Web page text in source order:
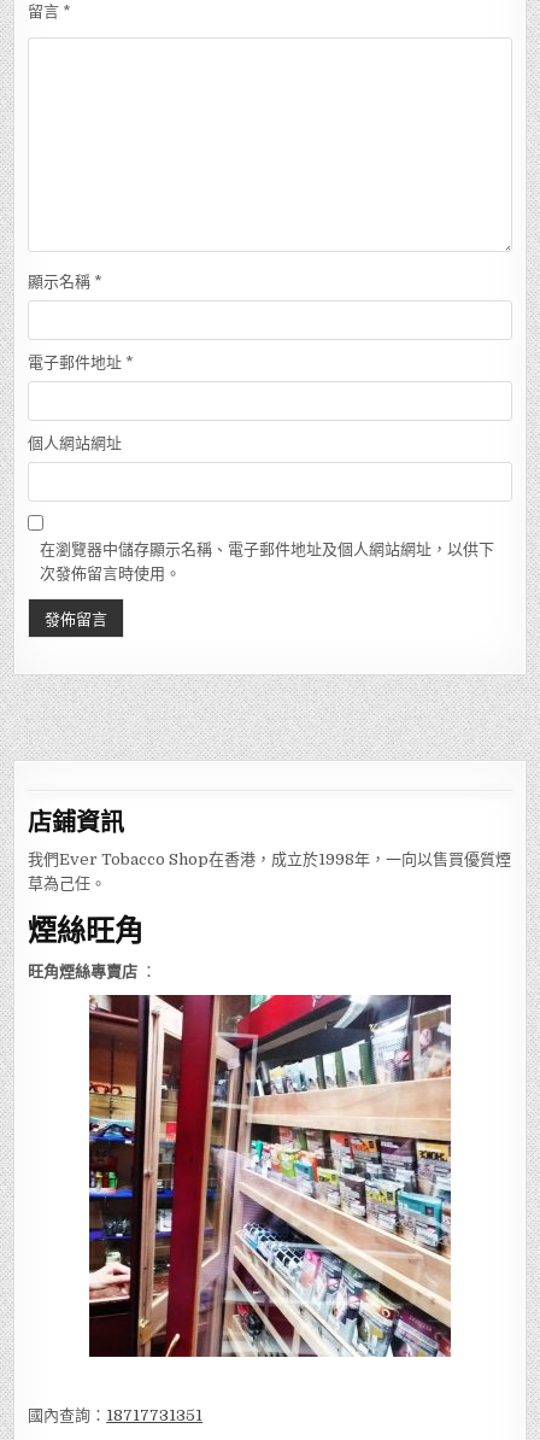
留言 *
顯示名稱 *
電子郵件地址 *
個人網站網址
在瀏覽器中儲存顯示名稱、電子郵件地址及個人網站網址，以供下
次發佈留言時使用。
店鋪資訊
我們Ever Tobacco Shop在香港，成立於1998年，一向以售買優質煙
草為己任。
煙絲旺角
旺角煙絲專賣店 ：
國內查詢： 18717731351